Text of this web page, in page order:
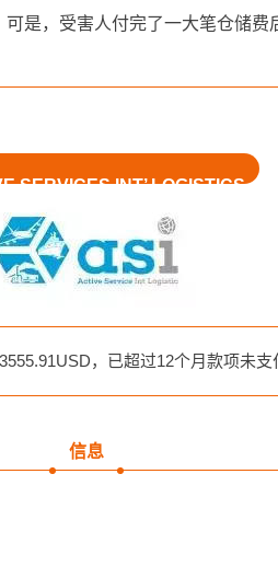
是，受害人付完了一大笔仓储
SERVICES INT’ LOGISTICS
，已超过12个月款项未支
信息